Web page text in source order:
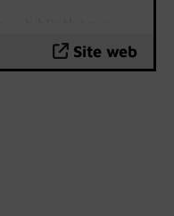
sur le siteSite web